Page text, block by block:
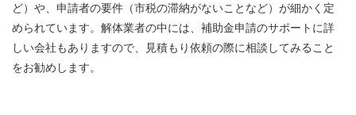
ど）や、申請者の要件（市税の滞納がないことなど）が細かく定
められています。解体業者の中には、補助金申請のサポートに詳
しい会社もありますので、見積もり依頼の際に相談してみること
をお勧めします。